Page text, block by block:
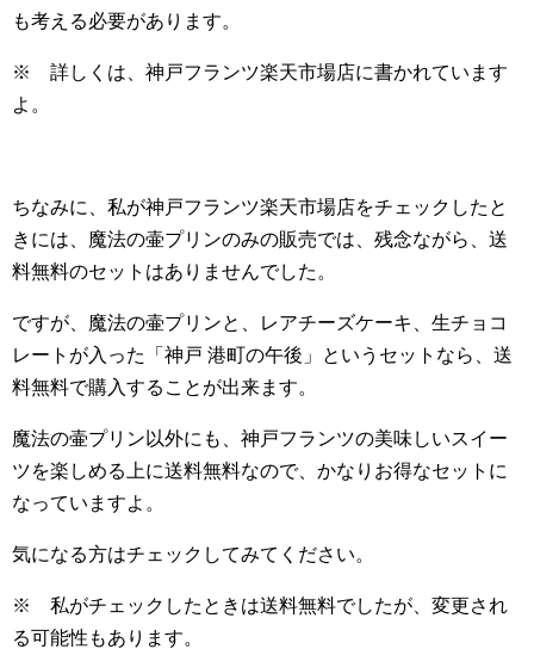
も考える必要があります。
※ 詳しくは、神戸フランツ楽天市場店に書かれています
よ。
ちなみに、私が神戸フランツ楽天市場店をチェックしたと
きには、魔法の壷プリンのみの販売では、残念ながら、送
料無料のセットはありませんでした。
ですが、魔法の壷プリンと、レアチーズケーキ、生チョコ
レートが入った「神戸 港町の午後」というセットなら、送
料無料で購入することが出来ます。
魔法の壷プリン以外にも、神戸フランツの美味しいスイー
ツを楽しめる上に送料無料なので、かなりお得なセットに
なっていますよ。
気になる方はチェックしてみてください。
※ 私がチェックしたときは送料無料でしたが、変更され
る可能性もあります。